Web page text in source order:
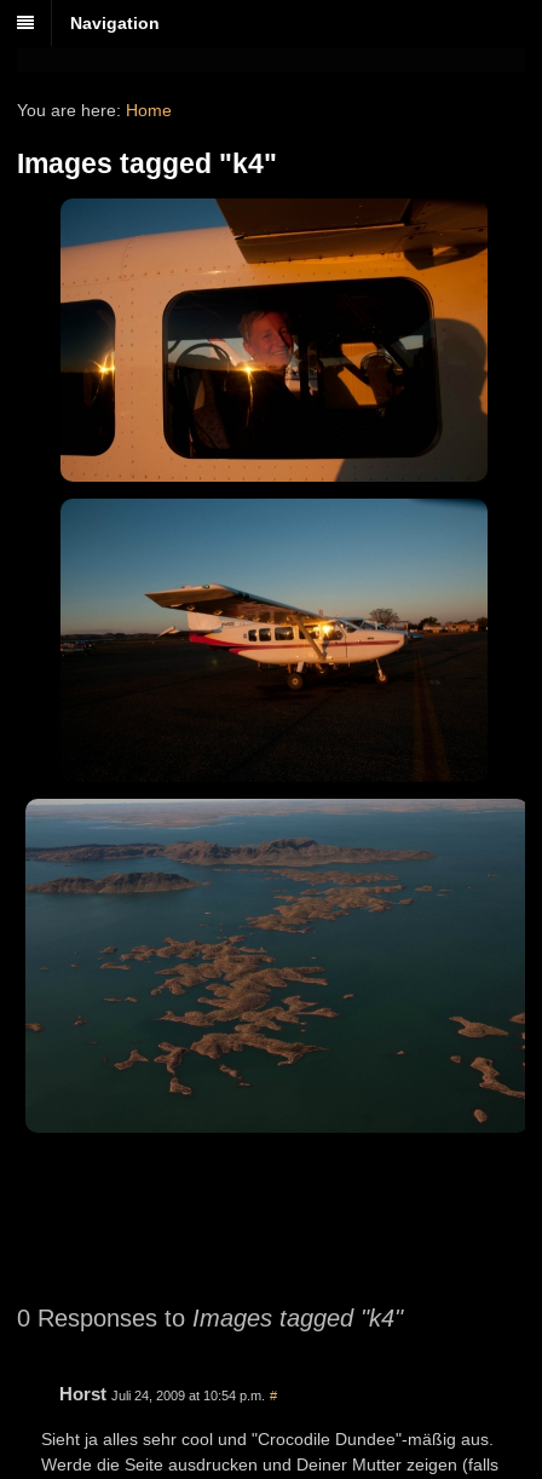
Navigation
You are here: Home
Images tagged "k4"
0 Responses to Images tagged "k4"
Horst Juli 24, 2009 at 10:54 p.m. #
Sieht ja alles sehr cool und "Crocodile Dundee"-mäßig aus.
Werde die Seite ausdrucken und Deiner Mutter zeigen (falls